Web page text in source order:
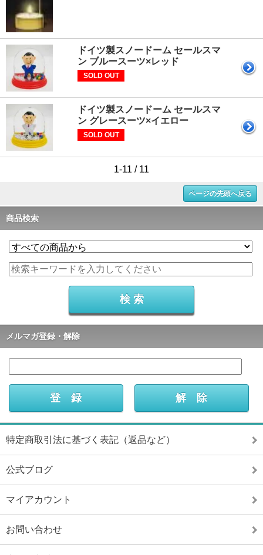
ドイツ製スノードーム セールスマ
ン ブルースーツ×レッド
SOLD OUT
ドイツ製スノードーム セールスマ
ン グレースーツ×イエロー
SOLD OUT
1-11 / 11
ページの先頭へ戻る
商品検索
メルマガ登録・解除
特定商取引法に基づく表記（返品など）
公式ブログ
マイアカウント
お問い合わせ